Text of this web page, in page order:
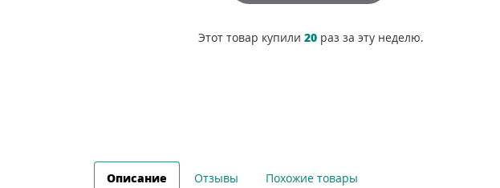
Этот товар купили 20раз за эту неделю.
Описание Отзывы Похожие товары